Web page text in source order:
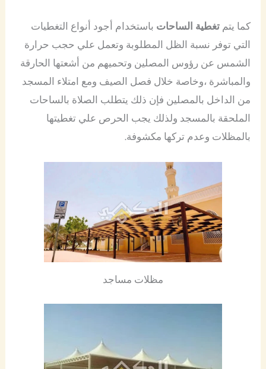
كما يتمتغطية الساحات باستخدام أجود أنواع التغطيات
التي توفر نسبة الظل المطلوبة وتعمل علي حجب حرارة
الشمس عن رؤوس المصلين وتحميهم من أشعتها الحارقة
والمباشرة ،وخاصة خلال فصل الصيف ومع امتلاء المسجد
من الداخل بالمصلين فإن ذلك يتطلب الصلاة بالساحات
الملحقة بالمسجد ولذلك يجب الحرص علي تغطيتها
بالمظلات وعدم تركها مكشوفة.
مظلات مساجد